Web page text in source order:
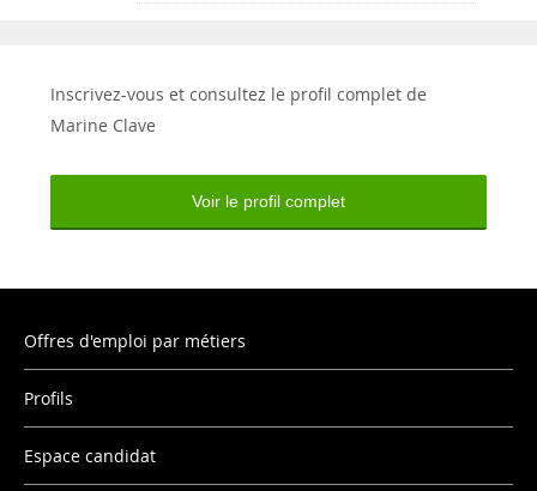
Inscrivez-vous et consultez le profil complet de
Marine Clave
Voir le profil complet
Offres d'emploi par métiers
Profils
Espace candidat